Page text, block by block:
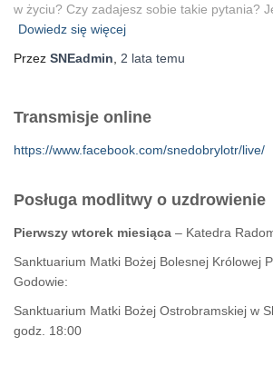
w życiu? Czy zadajesz sobie takie pytania?
Dowiedz się więcej
Przez SNEadmin 2 lata temu
Transmisje online
https://www.facebook.com/snedobrylotr/live/
Posługa modlitwy o uzdrowienie
Pierwszy wtorek miesiąca – Katedra
Sanktuarium Matki Bożej Bolesnej Królowej
Godowie:
Sanktuarium Matki Bożej Ostrobramskiej w
godz. 18:00